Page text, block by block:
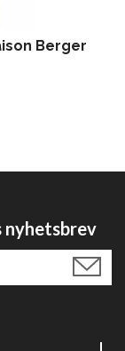
Berger
nyhetsbrev